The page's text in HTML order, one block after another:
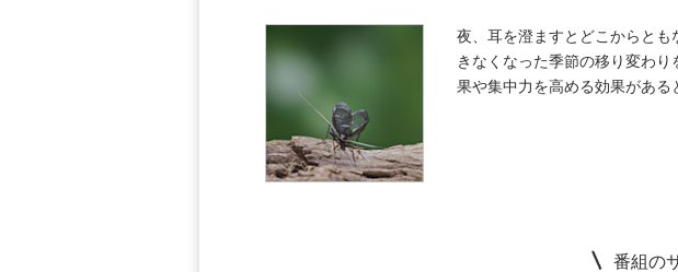
夜、耳を澄ますとどこからと
きなくなった季節の移り変わ
果や集中力を高める効果がある
番組の